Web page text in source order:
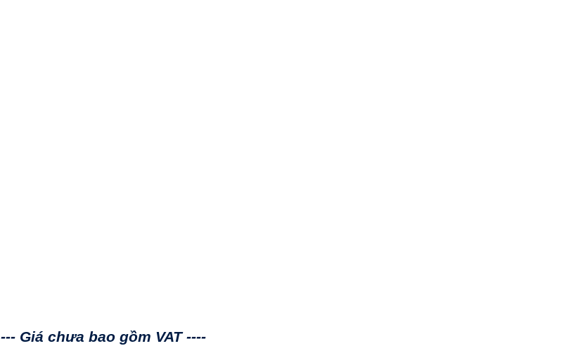
--- Giá chưa bao gồm VAT ----